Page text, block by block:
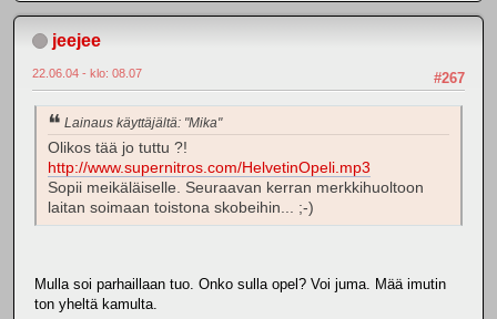
jeejee
#267
22.06.04 - klo: 08.07
Lainaus käyttäjältä: "Mika"
Olikos tää jo tuttu ?!
http://www.supernitros.com/HelvetinOpeli.mp3
Sopii meikäläiselle. Seuraavan kerran merkkihuoltoon
laitan soimaan toistona skobeihin... ;-)
Mulla soi parhaillaan tuo. Onko sulla opel? Voi juma. Mää imutin
ton yheltä kamulta.